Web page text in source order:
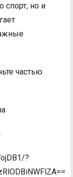
спорт, но и
частью
?